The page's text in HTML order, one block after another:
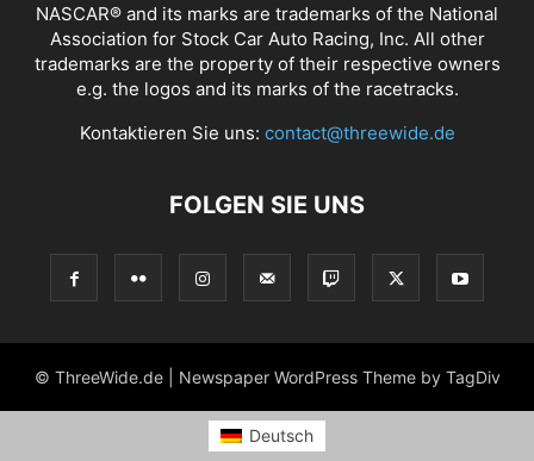
NASCAR® and its marks are trademarks of the National
Association for Stock Car Auto Racing, Inc. All other
trademarks are the property of their respective owners
e.g. the logos and its marks of the racetracks.
Kontaktieren Sie uns: contact@threewide.de
FOLGEN SIE UNS
© ThreeWide.de | Newspaper WordPress Theme by TagDiv
Deutsch